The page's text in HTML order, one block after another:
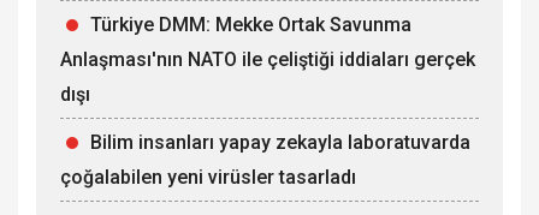
Türkiye DMM: Mekke Ortak Savunma
Anlaşması'nın NATO ile çeliştiği iddiaları gerçek
dışı
Bilim insanları yapay zekayla laboratuvarda
çoğalabilen yeni virüsler tasarladı